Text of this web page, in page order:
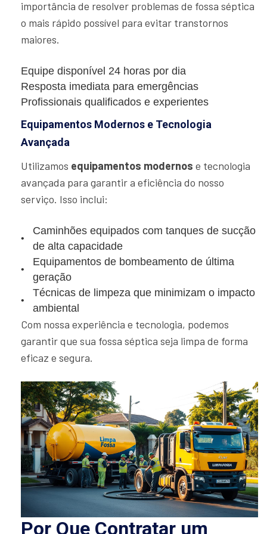
importância de resolver problemas de fossa séptica
o mais rápido possível para evitar transtornos
maiores.
Equipe disponível 24 horas por dia
Resposta imediata para emergências
Profissionais qualificados e experientes
Equipamentos Modernos e Tecnologia
Avançada
Utilizamos equipamentos modernos e tecnologia
avançada para garantir a eficiência do nosso
serviço. Isso inclui:
Caminhões equipados com tanques de sucção
de alta capacidade
Equipamentos de bombeamento de última
geração
Técnicas de limpeza que minimizam o impacto
ambiental
Com nossa experiência e tecnologia, podemos
garantir que sua fossa séptica seja limpa de forma
eficaz e segura.
Por Que Contratar um